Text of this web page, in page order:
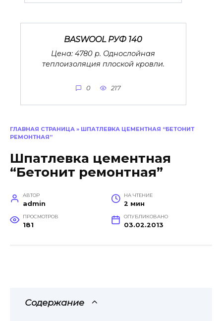
ГЛАВНАЯ СТРАНИЦА » ШПАТЛЕВКА ЦЕМЕНТНАЯ “БЕТОНИТ
РЕМОНТНАЯ”
Шпатлевка цементная
“Бетонит ремонтная”
АВТОР
admin
НА ЧТЕНИЕ
2 мин
ПРОСМОТРОВ
181
ОПУБЛИКОВАНО
03.02.2013
Содержание
BASWOOL РУФ 140
Цена: 4780 р. Однослойная
теплоизоляция плоской кровли.
0 217